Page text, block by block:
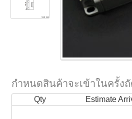
กำหนดสินค้าจะเข้าในครั้งถั
Qty Estimate